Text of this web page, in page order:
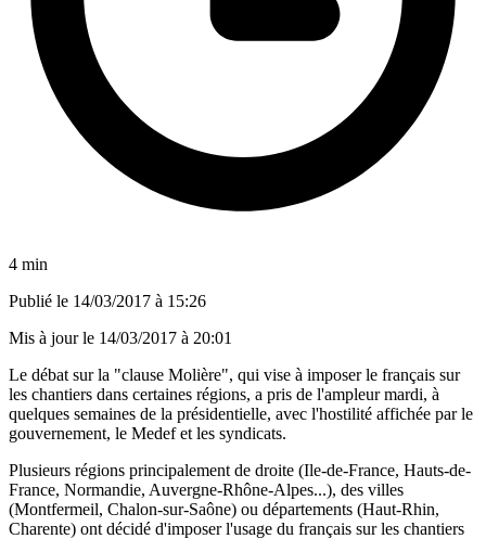
4 min
Publié le 14/03/2017 à 15:26
Mis à jour le 14/03/2017 à 20:01
Le débat sur la "clause Molière", qui vise à imposer le français sur
les chantiers dans certaines régions, a pris de l'ampleur mardi, à
quelques semaines de la présidentielle, avec l'hostilité affichée par le
gouvernement, le Medef et les syndicats.
Plusieurs régions principalement de droite (Ile-de-France, Hauts-de-
France, Normandie, Auvergne-Rhône-Alpes...), des villes
(Montfermeil, Chalon-sur-Saône) ou départements (Haut-Rhin,
Charente) ont décidé d'imposer l'usage du français sur les chantiers